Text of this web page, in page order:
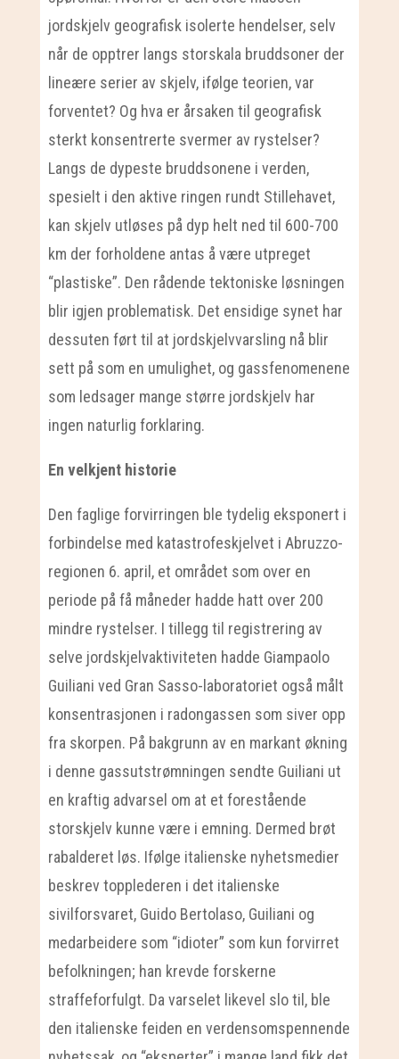
jordskjelv geografisk isolerte hendelser, selv
når de opptrer langs storskala bruddsoner der
lineære serier av skjelv, ifølge teorien, var
forventet? Og hva er årsaken til geografisk
sterkt konsentrerte svermer av rystelser?
Langs de dypeste bruddsonene i verden,
spesielt i den aktive ringen rundt Stillehavet,
kan skjelv utløses på dyp helt ned til 600-700
km der forholdene antas å være utpreget
“plastiske”. Den rådende tektoniske løsningen
blir igjen problematisk. Det ensidige synet har
dessuten ført til at jordskjelvvarsling nå blir
sett på som en umulighet, og gassfenomenene
som ledsager mange større jordskjelv har
ingen naturlig forklaring.
En velkjent historie
Den faglige forvirringen ble tydelig eksponert i
forbindelse med katastrofeskjelvet i Abruzzo-
regionen 6. april, et området som over en
periode på få måneder hadde hatt over 200
mindre rystelser. I tillegg til registrering av
selve jordskjelvaktiviteten hadde Giampaolo
Guiliani ved Gran Sasso-laboratoriet også målt
konsentrasjonen i radongassen som siver opp
fra skorpen. På bakgrunn av en markant økning
i denne gassutstrømningen sendte Guiliani ut
en kraftig advarsel om at et forestående
storskjelv kunne være i emning. Dermed brøt
rabalderet løs. Ifølge italienske nyhetsmedier
beskrev topplederen i det italienske
sivilforsvaret, Guido Bertolaso, Guiliani og
medarbeidere som “idioter” som kun forvirret
befolkningen; han krevde forskerne
straffeforfulgt. Da varselet likevel slo til, ble
den italienske feiden en verdensomspennende